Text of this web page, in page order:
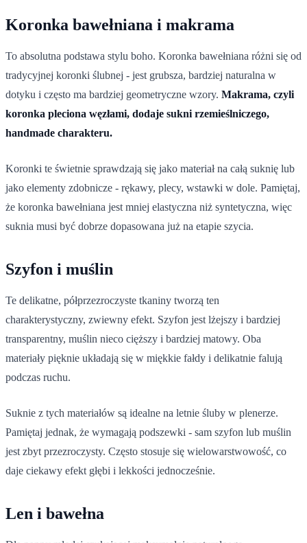
Koronka bawełniana i makrama
To absolutna podstawa stylu boho. Koronka bawełniana różni się od
tradycyjnej koronki ślubnej - jest grubsza, bardziej naturalna w
dotyku i często ma bardziej geometryczne wzory. Makrama, czyli
koronka pleciona węzłami, dodaje sukni rzemieślniczego,
handmade charakteru.
Koronki te świetnie sprawdzają się jako materiał na całą suknię lub
jako elementy zdobnicze - rękawy, plecy, wstawki w dole. Pamiętaj,
że koronka bawełniana jest mniej elastyczna niż syntetyczna, więc
suknia musi być dobrze dopasowana już na etapie szycia.
Szyfon i muślin
Te delikatne, półprzezroczyste tkaniny tworzą ten
charakterystyczny, zwiewny efekt. Szyfon jest lżejszy i bardziej
transparentny, muślin nieco cięższy i bardziej matowy. Oba
materiały pięknie układają się w miękkie fałdy i delikatnie falują
podczas ruchu.
Suknie z tych materiałów są idealne na letnie śluby w plenerze.
Pamiętaj jednak, że wymagają podszewki - sam szyfon lub muślin
jest zbyt przezroczysty. Często stosuje się wielowarstwowość, co
daje ciekawy efekt głębi i lekkości jednocześnie.
Len i bawełna